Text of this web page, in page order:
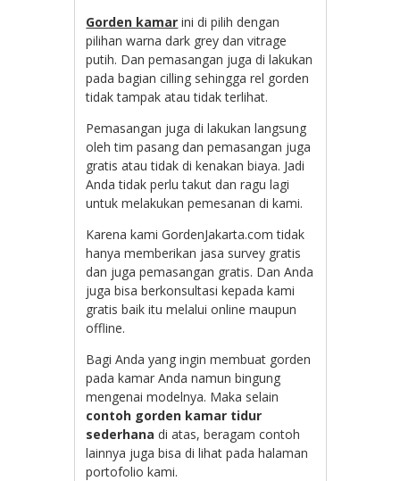
Gorden kamar ini di pilih dengan
pilihan warna dark grey dan vitrage
putih. Dan pemasangan juga di lakukan
pada bagian cilling sehingga rel gorden
tidak tampak atau tidak terlihat.
Pemasangan juga di lakukan langsung
oleh tim pasang dan pemasangan juga
gratis atau tidak di kenakan biaya. Jadi
Anda tidak perlu takut dan ragu lagi
untuk melakukan pemesanan di kami.
Karena kami GordenJakarta.com tidak
hanya memberikan jasa survey gratis
dan juga pemasangan gratis. Dan Anda
juga bisa berkonsultasi kepada kami
gratis baik itu melalui online maupun
offline.
Bagi Anda yang ingin membuat gorden
pada kamar Anda namun bingung
mengenai modelnya. Maka selain
contoh gorden kamar tidur
sederhana di atas, beragam contoh
lainnya juga bisa di lihat pada halaman
portofolio kami.